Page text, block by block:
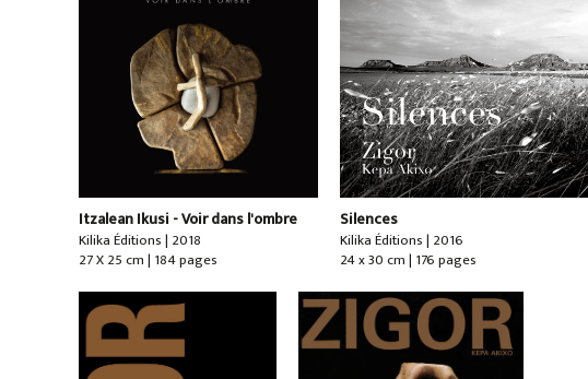
Itzalean Ikusi - Voir dans l'ombre
Kilika Éditions | 2018
27 X 25 cm | 184 pages
Silences
Kilika Éditions | 2016
24 x 30 cm | 176 pages